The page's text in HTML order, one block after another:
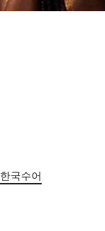
한국수어